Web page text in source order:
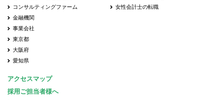
コンサルティングファーム
金融機関
事業会社
東京都
大阪府
愛知県
女性会計士の転職
アクセスマップ
採用ご担当者様へ